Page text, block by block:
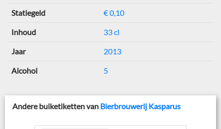
Statiegeld € 0,10
Inhoud 33 cl
Jaar 2013
Alcohol 5
Andere buiketiketten van Bierbrouwerij Kasparus